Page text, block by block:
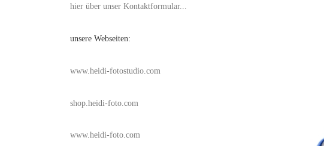
hier über unser Kontaktformular...
unsere Webseiten:
www.heidi-fotostudio.com
shop.heidi-foto.com
www.heidi-foto.com